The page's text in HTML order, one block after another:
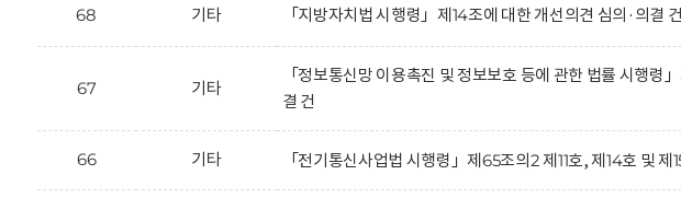
68 기타 「지방자치법 시행령」제14조에 대한 개선의견 심의·의결 건
67 기타
「정보통신망 이용촉진 및 정보보호 등에 관한 법률 시행
결 건
66 기타 「전기통신사업법 시행령」제65조의2 제11호, 제14호 및